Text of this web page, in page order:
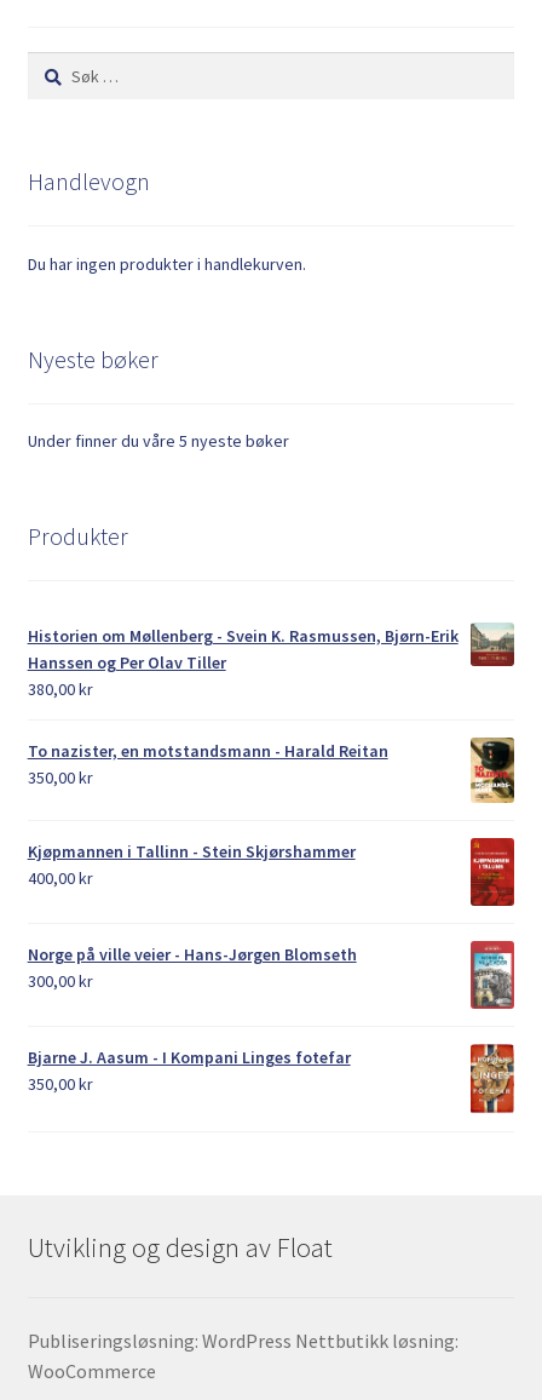
Søk
etter:
Handlevogn
Du har ingen produkter i handlekurven.
Nyeste bøker
Under finner du våre 5 nyeste bøker
Produkter
Historien om Møllenberg - Svein K. Rasmussen, Bjørn-Erik
Hanssen og Per Olav Tiller
380,00kr
To nazister, en motstandsmann - Harald Reitan
350,00kr
Kjøpmannen i Tallinn - Stein Skjørshammer
400,00kr
Norge på ville veier - Hans-Jørgen Blomseth
300,00kr
Bjarne J. Aasum - I Kompani Linges fotefar
350,00kr
Utvikling og design av Float
Publiseringsløsning: WordPress Nettbutikk løsning:
WooCommerce